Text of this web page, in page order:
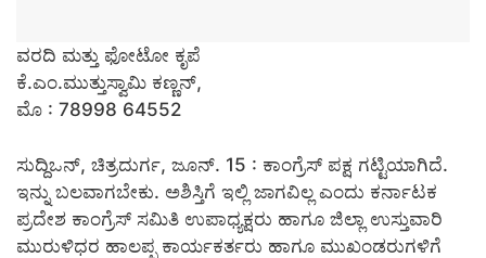
ವರದಿ ಮತ್ತು ಫೋಟೋ ಕೃಪೆ
ಕೆ.ಎಂ.ಮುತ್ತುಸ್ವಾಮಿ ಕಣ್ಣನ್,
ಮೊ : 78998 64552
ಸುದ್ದಿಒನ್, ಚಿತ್ರದುರ್ಗ, ಜೂನ್‌. 15 : ಕಾಂಗ್ರೆಸ್ ಪಕ್ಷ ಗಟ್ಟಿಯಾಗಿದೆ.
ಇನ್ನು ಬಲವಾಗಬೇಕು. ಅಶಿಸ್ತಿಗೆ ಇಲ್ಲಿ ಜಾಗವಿಲ್ಲ ಎಂದು ಕರ್ನಾಟಕ
ಪ್ರದೇಶ ಕಾಂಗ್ರೆಸ್ ಸಮಿತಿ ಉಪಾಧ್ಯಕ್ಷರು ಹಾಗೂ ಜಿಲ್ಲಾ ಉಸ್ತುವಾರಿ
ಮುರುಳಿಧರ ಹಾಲಪ್ಪ ಕಾರ್ಯಕರ್ತರು ಹಾಗೂ ಮುಖಂಡರುಗಳಿಗೆ